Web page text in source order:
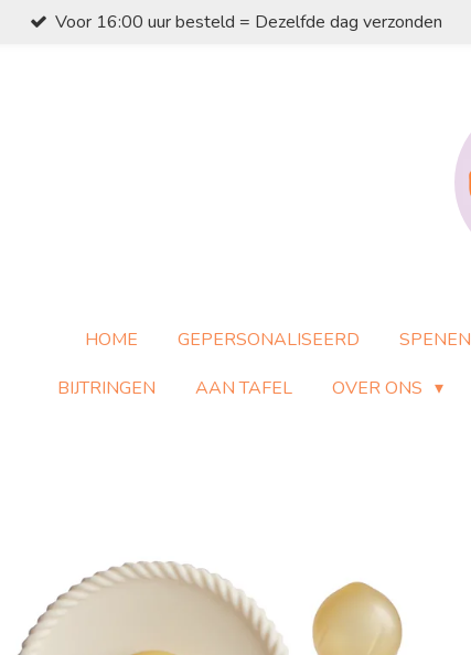
Voor 16:00 uur besteld = Dezelfde dag verzonden
HOME GEPERSONALISEERD SPENEN
BIJTRINGEN
AAN TAFEL OVER ONS